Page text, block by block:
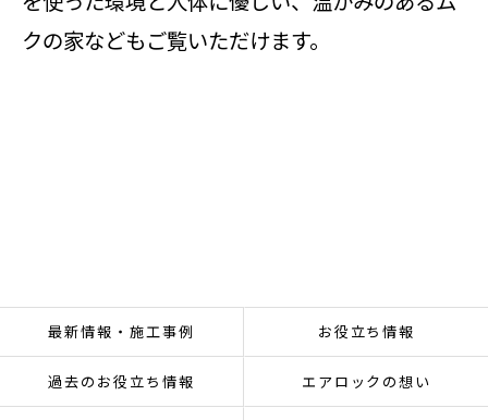
クの家などもご覧いただけます。
最新情報・施工事例 お役立ち情報
過去のお役立ち情報 エアロックの想い